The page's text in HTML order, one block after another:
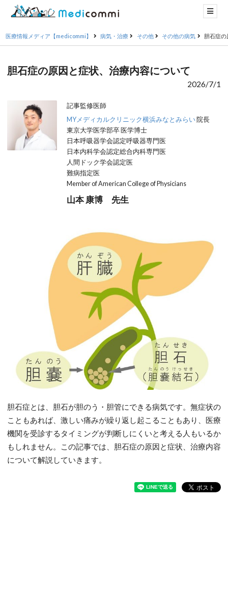
医療情報メディア【medicommi】 病気・治療 その他 その他の病気 胆石症
胆石症の原因と症状、治療内容について
2026/7/1
記事監修医師
MYメディカルクリニック横浜みなとみらい院長
東京大学医学部卒 医学博士
日本呼吸器学会認定呼吸器専門医
日本内科学会認定総合内科専門医
人間ドック学会認定医
難病指定医
Member of American College of Physicians
山本 康博 先生
胆石症とは、胆石が胆のう・胆管にできる病気です。無症状の
こともあれば、激しい痛みが繰り返し起こることもあり、医療
機関を受診するタイミングが判断しにくいと考える人もいるか
もしれません。この記事では、胆石症の原因と症状、治療内容
について解説していきます。